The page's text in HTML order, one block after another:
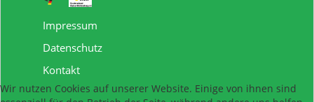
Impressum
Datenschutz
Kontakt
Wir nutzen Cookies auf unserer Website. Einige von ihnen sind